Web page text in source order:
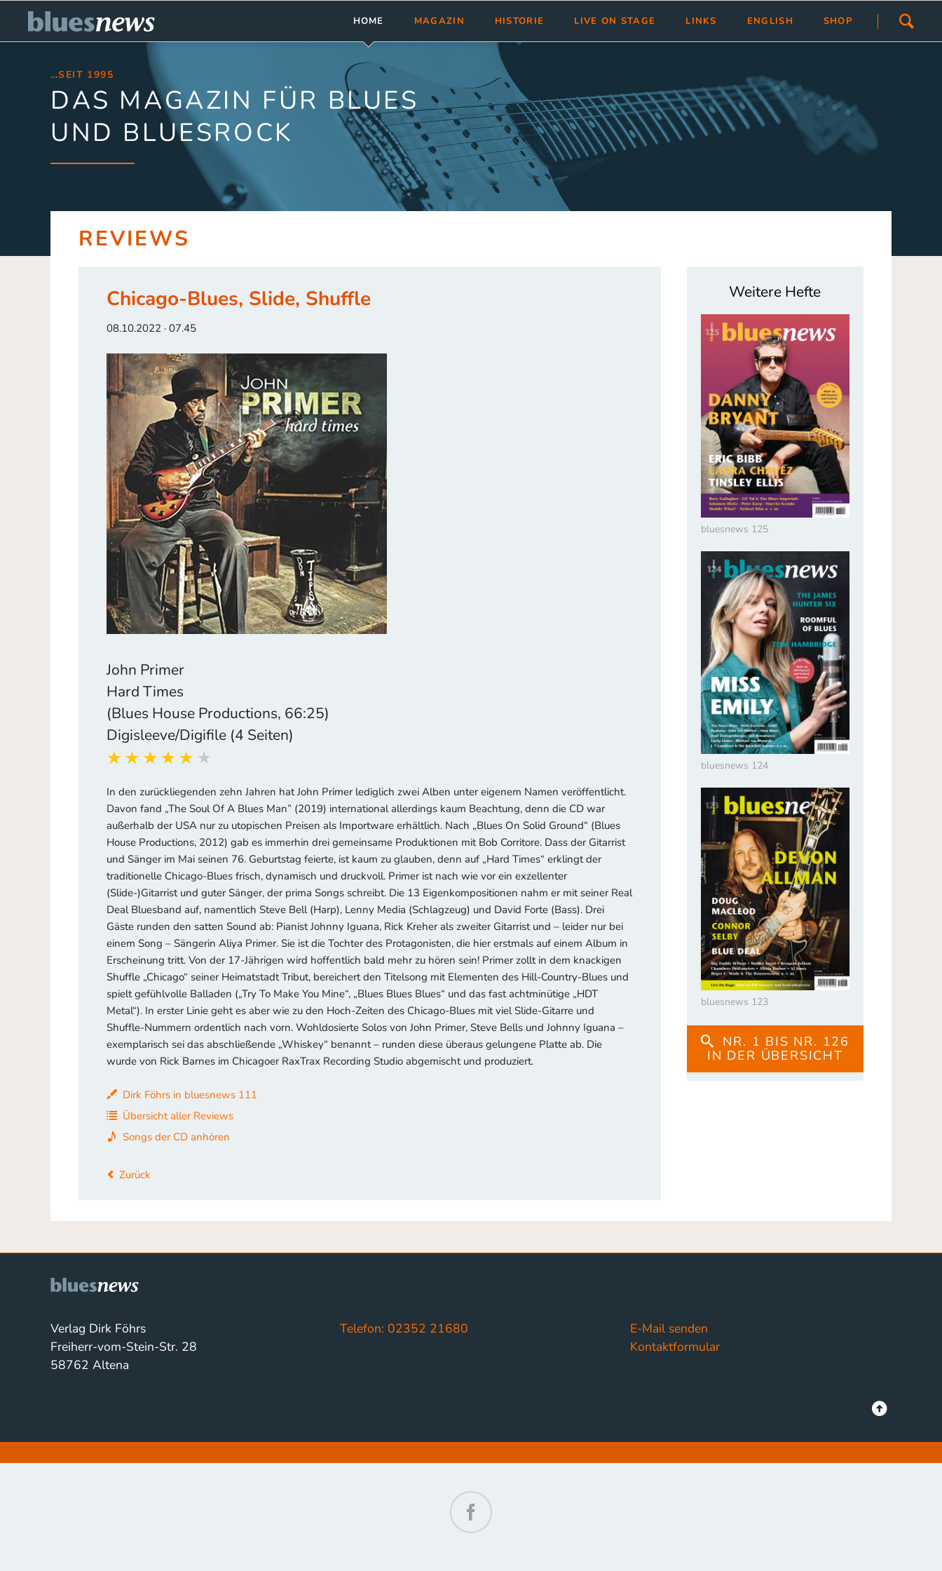
überspringen
HOME MAGAZIN
Aktuelle Ausgabe
bluesnews ab Nr. 101
bluesnews Nr. 51 - 100
bluesnews Nr. 01 - 50
Leserservice
HISTORIE
bluesnews-Magazin
bluesnews Collection
bluesnewsletter
Blues Guide Germany
LIVE ON STAGE
Termine eintragen
LINKS
Link hinzfügen/ändern
ENGLISH SHOP
…SEIT 1995
DAS MAGAZIN FÜR BLUES
UND BLUESROCK
REVIEWS
Chicago-Blues, Slide, Shuffle
08.10.2022 · 07.45
John Primer
Hard Times
(Blues House Productions, 66:25)
Digisleeve/Digifile (4 Seiten)
In den zurückliegenden zehn Jahren hat John Primer lediglich zwei Alben unter eigenem Namen veröffentlicht.
Davon fand „The Soul Of A Blues Man” (2019) international allerdings kaum Beachtung, denn die CD war
außerhalb der USA nur zu utopischen Preisen als Importware erhältlich. Nach „Blues On Solid Ground“ (Blues
House Productions, 2012) gab es immerhin drei gemeinsame Produktionen mit Bob Corritore. Dass der Gitarrist
und Sänger im Mai seinen 76. Geburtstag feierte, ist kaum zu glauben, denn auf „Hard Times“ erklingt der
traditionelle Chicago-Blues frisch, dynamisch und druckvoll. Primer ist nach wie vor ein exzellenter
(Slide-)Gitarrist und guter Sänger, der prima Songs schreibt. Die 13 Eigenkompositionen nahm er mit seiner Real
Deal Bluesband auf, namentlich Steve Bell (Harp), Lenny Media (Schlagzeug) und David Forte (Bass). Drei
Gäste runden den satten Sound ab: Pianist Johnny Iguana, Rick Kreher als zweiter Gitarrist und – leider nur bei
einem Song – Sängerin Aliya Primer. Sie ist die Tochter des Protagonisten, die hier erstmals auf einem Album in
Erscheinung tritt. Von der 17-Jährigen wird hoffentlich bald mehr zu hören sein! Primer zollt in dem knackigen
Shuffle „Chicago“ seiner Heimatstadt Tribut, bereichert den Titelsong mit Elementen des Hill-Country-Blues und
spielt gefühlvolle Balladen („Try To Make You Mine“, „Blues Blues Blues“ und das fast achtminütige „HDT
Metal“). In erster Linie geht es aber wie zu den Hoch-Zeiten des Chicago-Blues mit viel Slide-Gitarre und
Shuffle-Nummern ordentlich nach vorn. Wohldosierte Solos von John Primer, Steve Bells und Johnny Iguana –
exemplarisch sei das abschließende „Whiskey“ benannt – runden diese überaus gelungene Platte ab. Die
wurde von Rick Barnes im Chicagoer RaxTrax Recording Studio abgemischt und produziert.
Dirk Föhrs in bluesnews 111
Übersicht aller Reviews
Songs der CD anhören
Zurück
Weitere Hefte
bluesnews 125
bluesnews 124
bluesnews 123
NR. 1 BIS NR. 126
IN DER ÜBERSICHT
Verlag Dirk Föhrs
Freiherr-vom-Stein-Str. 28
58762 Altena
Telefon: 02352 21680
E-Mail senden
Kontaktformular